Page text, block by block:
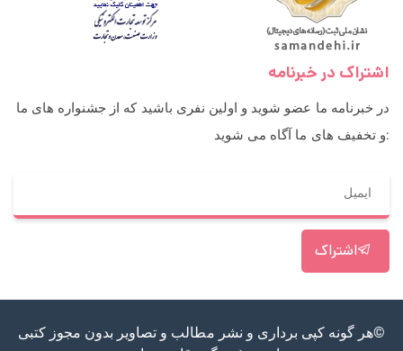
اشتراک در خبرنامه
در خبرنامه ما عضو شوید و اولین نفری باشید که از جشنواره های ما
و تخفیف های ما آگاه می شوید:
اشتراک
©هر گونه کپی برداری و نشر مطالب و تصاویر بدون مجوز کتبی